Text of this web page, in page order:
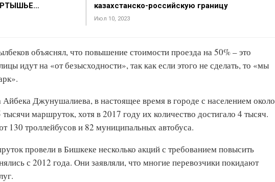
казахстанско-российскую границу
Июл 10, 2023
объяснял, что повышение стоимости проезда на 50% – это
идут на «от безысходности», так как если этого не сделать, то «мы
Джунушалиева, в настоящее время в городе с населением около
маршруток, хотя в 2017 году их количество достигало 4 тысяч.
130 троллейбусов и 82 муниципальных автобуса.
провели в Бишкеке несколько акций с требованием повысить
с 2012 года. Они заявляли, что многие перевозчики покидают